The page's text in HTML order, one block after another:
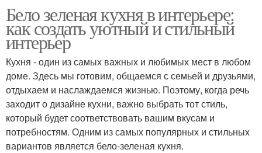
Бело зеленая кухня в интерьере:
как создать уютный и стильный
интерьер
Кухня - один из самых важных и любимых мест в любом
доме. Здесь мы готовим, общаемся с семьей и друзьями,
отдыхаем и наслаждаемся жизнью. Поэтому, когда речь
заходит о дизайне кухни, важно выбрать тот стиль,
который будет соответствовать вашим вкусам и
потребностям. Одним из самых популярных и стильных
вариантов является бело-зеленая кухня.